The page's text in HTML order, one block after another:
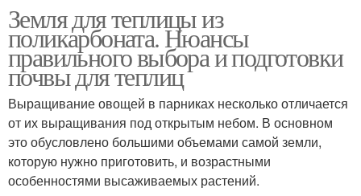
Земля для теплицы из
поликарбоната. Нюансы
правильного выбора и подготовки
почвы для теплиц
Выращивание овощей в парниках несколько отличается
от их выращивания под открытым небом. В основном
это обусловлено большими объемами самой земли,
которую нужно приготовить, и возрастными
особенностями высаживаемых растений.